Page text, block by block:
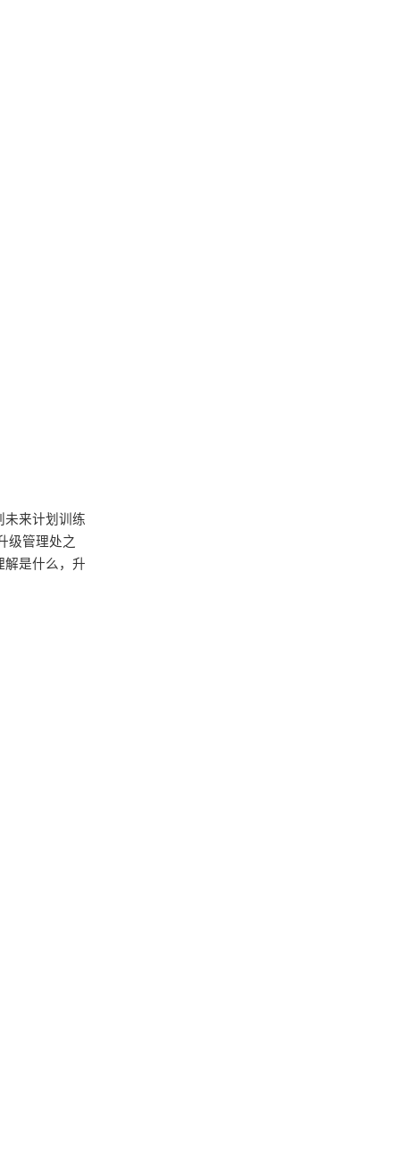
未来计划训练
级管理处之
解是什么，升